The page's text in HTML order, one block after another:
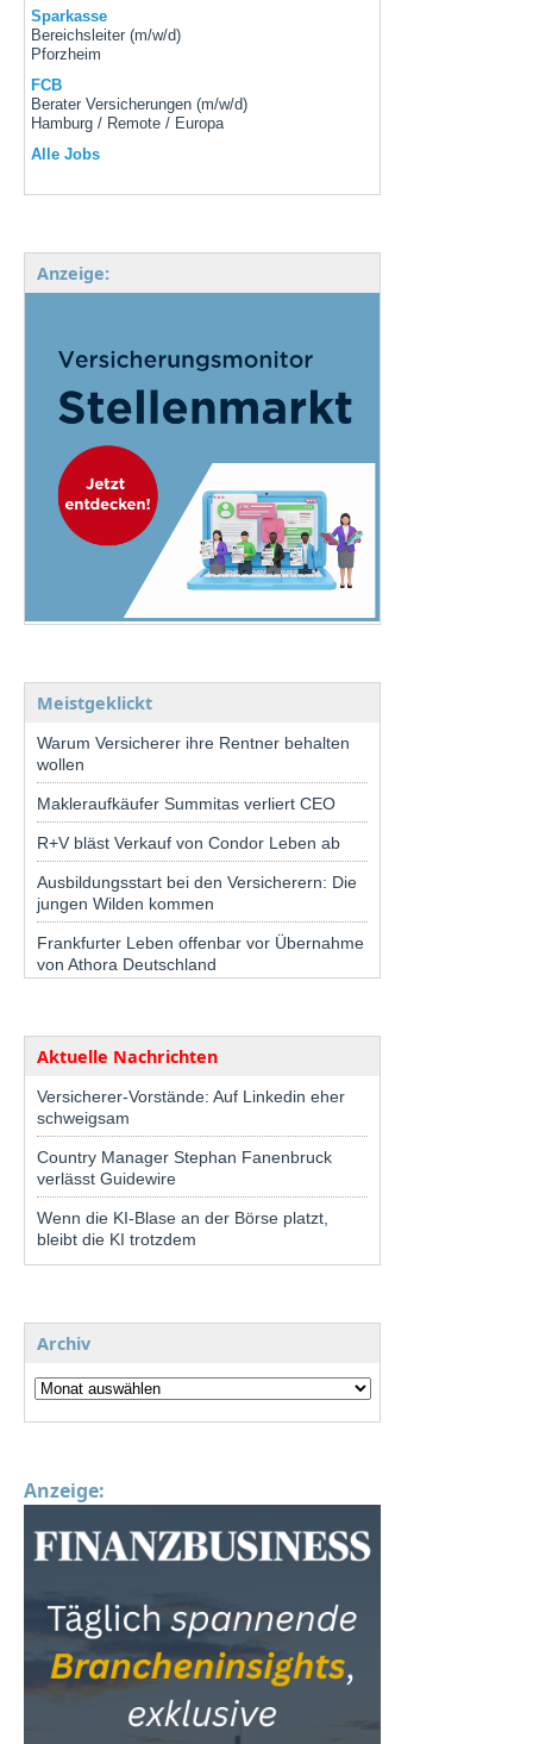
Sparkasse
Bereichsleiter (m/w/d)
Pforzheim
FCB
Berater Versicherungen (m/w/d)
Hamburg / Remote / Europa
Alle Jobs
Anzeige:
Meistgeklickt
Warum Versicherer ihre Rentner behalten
wollen
Makleraufkäufer Summitas verliert CEO
R+V bläst Verkauf von Condor Leben ab
Ausbildungsstart bei den Versicherern: Die
jungen Wilden kommen
Frankfurter Leben offenbar vor Übernahme
von Athora Deutschland
Aktuelle Nachrichten
Versicherer-Vorstände: Auf Linkedin eher
schweigsam
Country Manager Stephan Fanenbruck
verlässt Guidewire
Wenn die KI-Blase an der Börse platzt,
bleibt die KI trotzdem
Archiv
Anzeige: